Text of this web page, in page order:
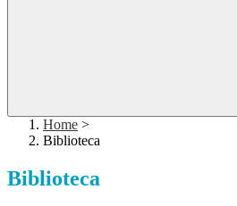
Home >
Biblioteca
Biblioteca